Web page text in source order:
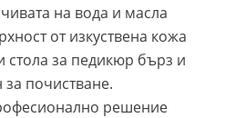
на вода и масла
от изкуствена кожа
стола за педикюр бърз и
за почистване.
решение